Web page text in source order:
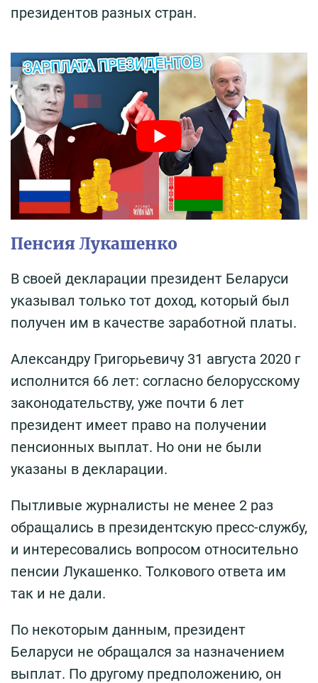
президентов разных стран.
Пенсия Лукашенко
В своей декларации президент Беларуси
указывал только тот доход, который был
получен им в качестве заработной платы.
Александру Григорьевичу 31 августа 2020 г
исполнится 66 лет: согласно белорусскому
законодательству, уже почти 6 лет
президент имеет право на получении
пенсионных выплат. Но они не были
указаны в декларации.
Пытливые журналисты не менее 2 раз
обращались в президентскую пресс-службу,
и интересовались вопросом относительно
пенсии Лукашенко. Толкового ответа им
так и не дали.
По некоторым данным, президент
Беларуси не обращался за назначением
выплат. По другому предположению, он